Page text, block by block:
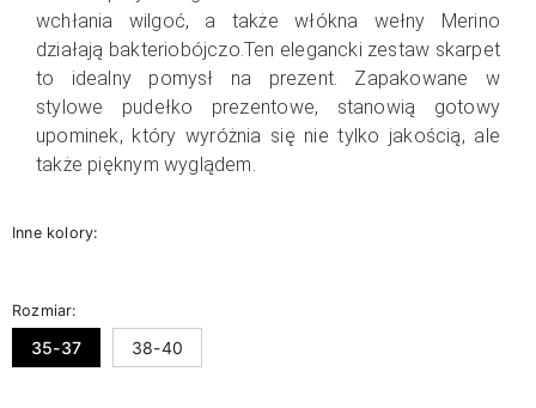
wchłania wilgoć, a także włókna wełny Merino
działają bakteriobójczo.Ten elegancki zestaw skarpet
to idealny pomysł na prezent. Zapakowane w
stylowe pudełko prezentowe, stanowią gotowy
upominek, który wyróżnia się nie tylko jakością, ale
także pięknym wyglądem.
Inne kolory:
Rozmiar:
35-37 38-40